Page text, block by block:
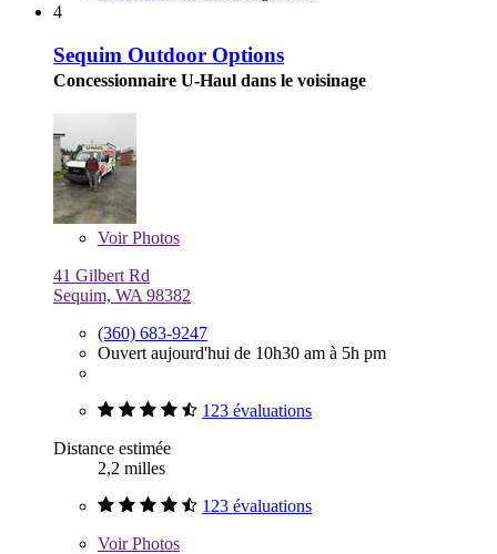
4
Sequim Outdoor Options
Concessionnaire U-Haul dans le voisinage
VoirPhotos
41 Gilbert Rd
Sequim, WA 98382
(360) 683-9247
Ouvert aujourd'hui de 10h30 am à 5h pm
123 évaluations
Distance estimée
2,2 milles
123 évaluations
VoirPhotos